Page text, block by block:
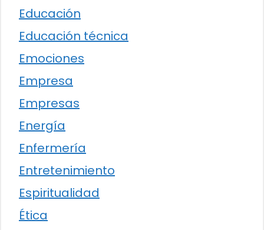
Educación
Educación técnica
Emociones
Empresa
Empresas
Energía
Enfermería
Entretenimiento
Espiritualidad
Ética